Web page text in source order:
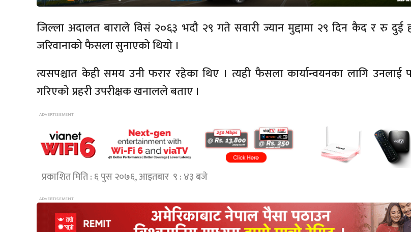
जिल्ला अदालत बाराले विसं २०६३ भदौ २९ गते सवारी ज्यान मुद्दामा २९ दिन कैद र रु दुई
जरिवानाको फैसला सुनाएको थियो ।
त्यसपश्चात केही समय उनी फरार रहेका थिए । त्यही फैसला कार्यान्वयनका लागि उनलाई
गरिएको प्रहरी उपरीक्षक खनालले बताए ।
प्रकाशित मिति : ६ पुस २०७६, आइतबार ९ : ४३ बजे